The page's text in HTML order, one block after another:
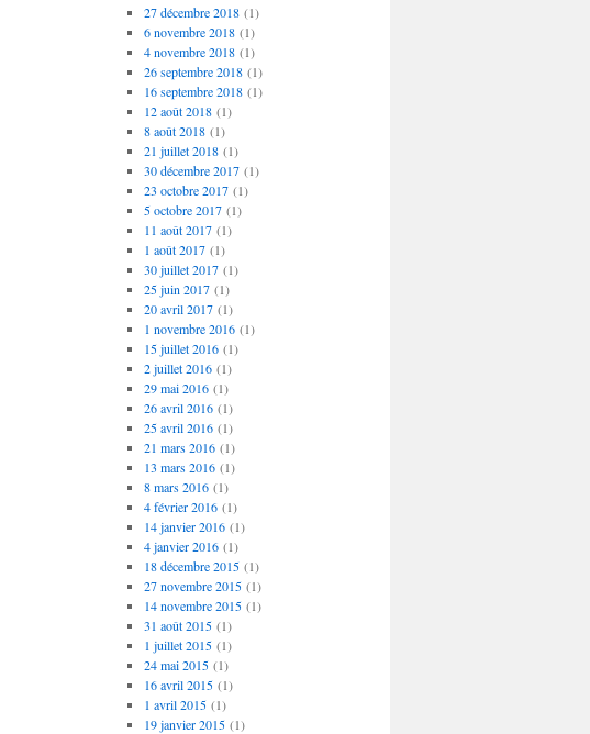
27 décembre 2018(1)
6 novembre 2018(1)
4 novembre 2018(1)
26 septembre 2018(1)
16 septembre 2018(1)
12 août 2018(1)
8 août 2018(1)
21 juillet 2018(1)
30 décembre 2017(1)
23 octobre 2017(1)
5 octobre 2017(1)
11 août 2017(1)
1 août 2017(1)
30 juillet 2017(1)
25 juin 2017(1)
20 avril 2017(1)
1 novembre 2016(1)
15 juillet 2016(1)
2 juillet 2016(1)
29 mai 2016(1)
26 avril 2016(1)
25 avril 2016(1)
21 mars 2016(1)
13 mars 2016(1)
8 mars 2016(1)
4 février 2016(1)
14 janvier 2016(1)
4 janvier 2016(1)
18 décembre 2015(1)
27 novembre 2015(1)
14 novembre 2015(1)
31 août 2015(1)
1 juillet 2015(1)
24 mai 2015(1)
16 avril 2015(1)
1 avril 2015(1)
19 janvier 2015(1)